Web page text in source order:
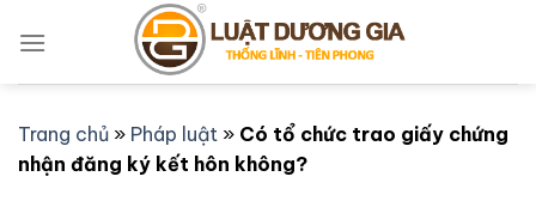
qua
Trang chủ » Pháp luật » Có tổ chức trao giấy chứng
nhận đăng ký kết hôn không?